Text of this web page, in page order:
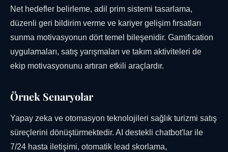
Net hedefler belirleme, adil prim sistemi tasarlama,
düzenli geri bildirim verme ve kariyer gelişim fırsatları
sunma motivasyonun dört temel bileşenidir. Gamification
uygulamaları, satış yarışmaları ve takım aktiviteleri de
ekip motivasyonunu artıran etkili araçlardır.
Örnek Senaryolar
Yapay zeka ve otomasyon teknolojileri sağlık turizmi satış
süreçlerini dönüştürmektedir. AI destekli chatbot'lar ile
7/24 hasta iletişimi, otomatik lead skorlama,